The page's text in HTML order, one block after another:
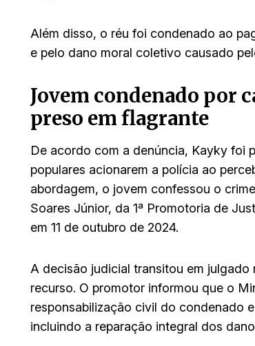
Além disso, o réu foi condenado ao
e pelo dano moral coletivo causado
Jovem condenado por
preso em flagrante
De acordo com a denúncia, Kayky foi
populares acionarem a polícia ao
abordagem, o jovem confessou o
Soares Júnior, da 1ª Promotoria de
em 11 de outubro de 2024.
A decisão judicial transitou em
recurso. O promotor informou que o
responsabilização civil do condenado
incluindo a reparação integral dos